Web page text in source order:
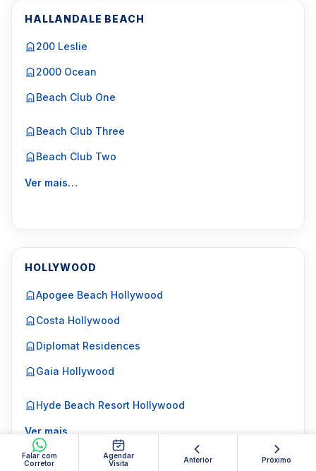
Falar com
Corretor
Agendar
Visita
Anterior Próximo
HALLANDALE BEACH
200 Leslie
2000 Ocean
Beach Club One
Beach Club Three
Beach Club Two
Ver mais…
HOLLYWOOD
Apogee Beach Hollywood
Costa Hollywood
Diplomat Residences
Gaia Hollywood
Hyde Beach Resort Hollywood
Ver mais…